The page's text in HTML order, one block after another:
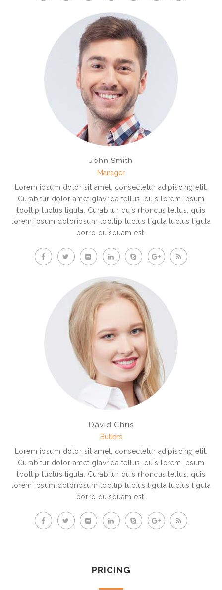
John Smith
Manager
Lorem ipsum dolor sit amet, consectetur adipiscing elit.
Curabitur dolor amet glavrida tellus, quis lorem ipsum
tooltip luctus ligula. Curabitur quis rhoncus tellus, quis
lorem ipsum doloripsum tooltip luctus ligula luctus ligula
porro quisquam est.
David Chris
Butlers
Lorem ipsum dolor sit amet, consectetur adipiscing elit.
Curabitur dolor amet glavrida tellus, quis lorem ipsum
tooltip luctus ligula. Curabitur quis rhoncus tellus, quis
lorem ipsum doloripsum tooltip luctus ligula luctus ligula
porro quisquam est.
PRICING